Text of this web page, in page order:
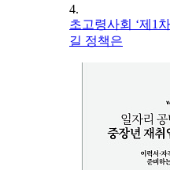
4.
초고령사회 ‘제1
길 정책은